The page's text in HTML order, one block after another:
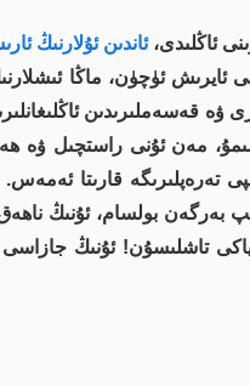
ئاڭلىدى، ئاندىن ئۇلارنىڭ
ئايرىش ئۈچۈن، ماڭا
قەسەملىرىدىن
مەن ئۇنى راستچىل ۋە
قارىتا ئەمەس.
بەرگەن بولسام، ئۇنىڭ
ئۇنىڭ جازاسى